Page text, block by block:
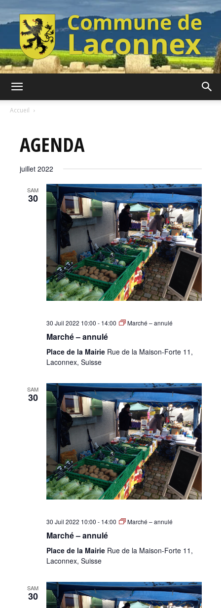
Accueil
AGENDA
juillet 2022
SAM
30
30 Juil 2022 10:00 - 14:00 Marché – annulé
Marché – annulé
Place de la Mairie Rue de la Maison-Forte 11,
Laconnex, Suisse
SAM
30
30 Juil 2022 10:00 - 14:00 Marché – annulé
Marché – annulé
Place de la Mairie Rue de la Maison-Forte 11,
Laconnex, Suisse
SAM
30